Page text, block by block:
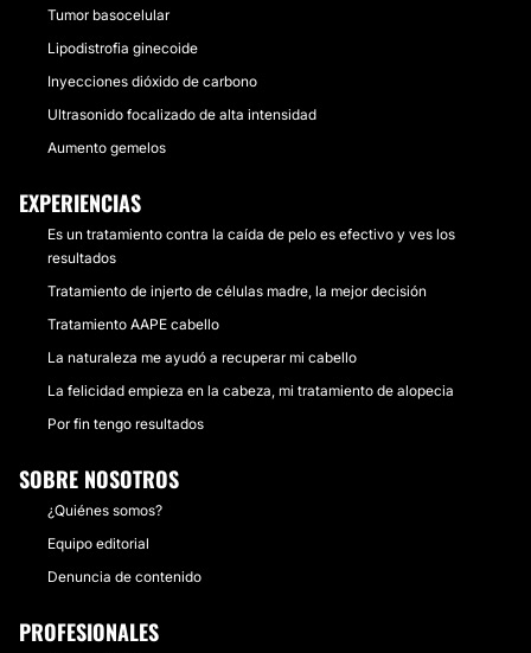
Tumor basocelular
Lipodistrofia ginecoide
Inyecciones dióxido de carbono
Ultrasonido focalizado de alta intensidad
Aumento gemelos
EXPERIENCIAS
Es un tratamiento contra la caída de pelo es efectivo y ves los
resultados
Tratamiento de injerto de células madre, la mejor decisión
Tratamiento AAPE cabello
La naturaleza me ayudó a recuperar mi cabello
La felicidad empieza en la cabeza, mi tratamiento de alopecia
Por fin tengo resultados
SOBRE NOSOTROS
¿Quiénes somos?
Equipo editorial
Denuncia de contenido
PROFESIONALES